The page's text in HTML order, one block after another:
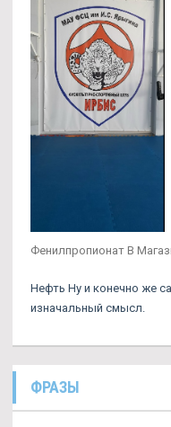
Фенилпропионат В
Нефть Ну и конечно же
изначальный смысл.
ФРАЗЫ